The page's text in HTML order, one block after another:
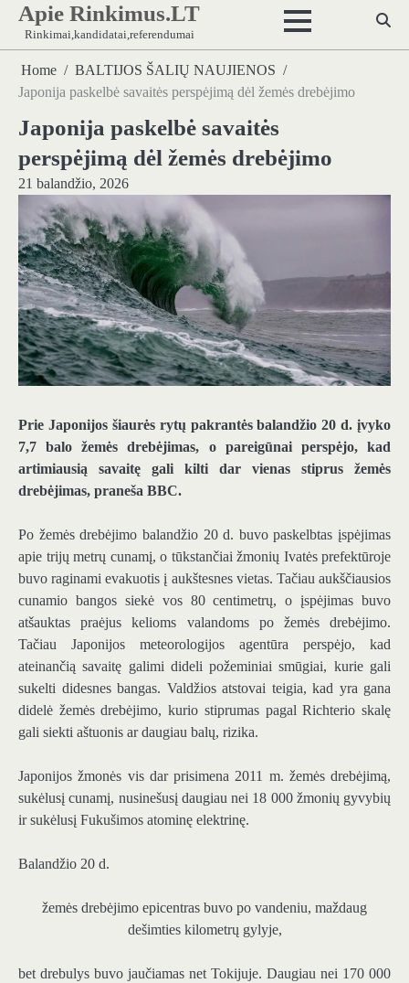
Skip
content
Apie Rinkimus.LT
Rinkimai,kandidatai,referendumai
Home
BALTIJOS ŠALIŲ NAUJIENOS
Japonija paskelbė savaitės perspėjimą dėl žemės drebėjimo
Japonija paskelbė savaitės
perspėjimą dėl žemės drebėjimo
21 balandžio, 2026
Prie Japonijos šiaurės rytų pakrantės balandžio 20 d. įvyko
7,7 balo žemės drebėjimas, o pareigūnai perspėjo, kad
artimiausią savaitę gali kilti dar vienas stiprus žemės
drebėjimas, praneša BBC.
Po žemės drebėjimo balandžio 20 d. buvo paskelbtas įspėjimas
apie trijų metrų cunamį, o tūkstančiai žmonių Ivatės prefektūroje
buvo raginami evakuotis į aukštesnes vietas. Tačiau aukščiausios
cunamio bangos siekė vos 80 centimetrų, o įspėjimas buvo
atšauktas praėjus kelioms valandoms po žemės drebėjimo.
Tačiau Japonijos meteorologijos agentūra perspėjo, kad
ateinančią savaitę galimi dideli požeminiai smūgiai, kurie gali
sukelti didesnes bangas. Valdžios atstovai teigia, kad yra gana
didelė žemės drebėjimo, kurio stiprumas pagal Richterio skalę
gali siekti aštuonis ar daugiau balų, rizika.
Japonijos žmonės vis dar prisimena 2011 m. žemės drebėjimą,
sukėlusį cunamį, nusinešusį daugiau nei 18 000 žmonių gyvybių
ir sukėlusį Fukušimos atominę elektrinę.
Balandžio 20 d.
žemės drebėjimo epicentras buvo po vandeniu, maždaug
dešimties kilometrų gylyje,
bet drebulys buvo jaučiamas net Tokijuje. Daugiau nei 170 000